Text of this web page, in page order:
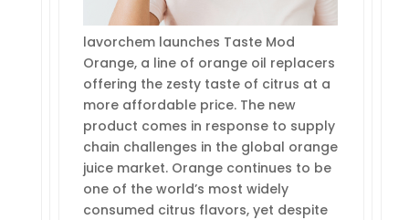
lavorchem launches Taste Mod
Orange, a line of orange oil replacers
offering the zesty taste of citrus at a
more affordable price. The new
product comes in response to supply
chain challenges in the global orange
juice market. Orange continues to be
one of the world’s most widely
consumed citrus flavors, yet despite